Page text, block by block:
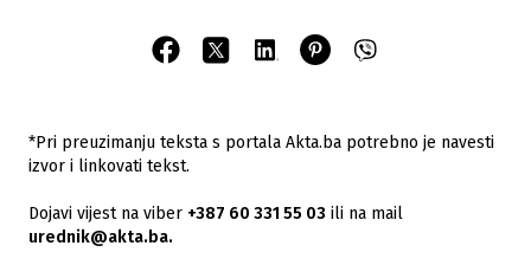
*Pri preuzimanju teksta s portala Akta.ba potrebno je navesti
izvor i linkovati tekst.
Dojavi vijest na viber +387 60 331 55 03 ili na mail
urednik@akta.ba.